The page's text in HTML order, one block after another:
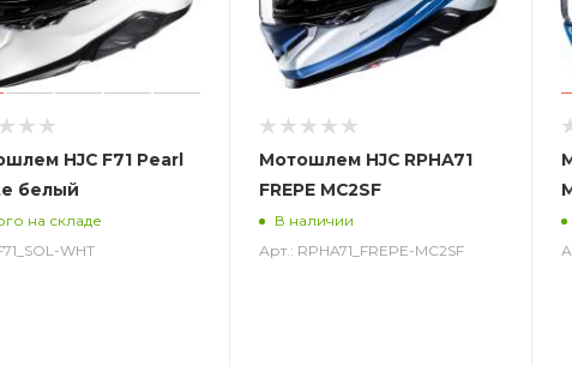
HJC F71 Pearl
белый
на складе
WHT
Мотошлем HJC RPHA71
FREPE MC2SF
В наличии
Арт.: RPHA71_FREPE-MC2SF